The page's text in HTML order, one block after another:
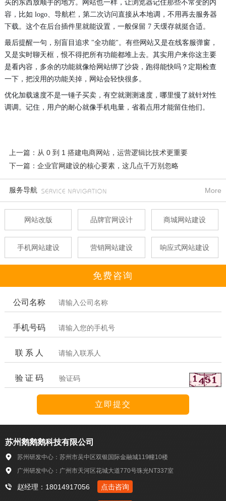
买的东西放顺手的地方。网站也一样，让浏览器记住那些不常变的内
容，比如 logo、导航栏，第二次访问直接从本地调，不用再去服务器
下载。这个在后台插件里就能设置，一般保留 7 天缓存就挺合适。
最后提醒一句，别盲目追求 "全功能"。有些网站又是在线客服弹窗，
又是实时聊天框，恨不得把所有功能都堆上去。其实用户来你这主要
是看内容，多余的功能就像给网站绑了沙袋，跑得能快吗？定期检查
一下，把没用的功能关掉，网站会轻快很多。
优化加载速度不是一锤子买卖，有空就测测速度，哪里慢了就针对性
调调。记住，用户的耐心就像手机电量，省着点用才能留住他们。
上一篇：从 0 到 1 搭建电商网站，运营逻辑比技术更重要
下一篇：企业官网建设的核心要素，这几点千万别忽略
服务导航 More
网站改版 品牌官网设计 商城网站建设
手机网站建设 营销网站建设 响应式网站建设
免费咨询
公司名称
手机号码
联 系 人
验 证 码
苏州鹅鹅鹅科技有限公司
苏州研发中心：苏州市吴中区双银国际金融城119幢10楼
广州研发中心：广州市天河区花城大道770号珠光NT337室
赵经理：18014917056 点击咨询